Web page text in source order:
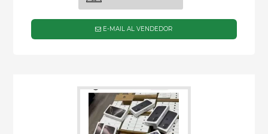
E-MAIL AL VENDEDOR